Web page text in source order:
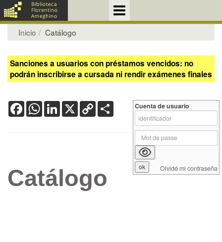
Inicio Catálogo
Sanciones a usuarios con préstamos vencidos: no
podrán inscribirse a cursada ni rendir exámenes finales
FacebookWhatsApp
LinkedIn
X Copy
Link
Catálogo
Cuenta de usuario
Olvidé mi contraseña